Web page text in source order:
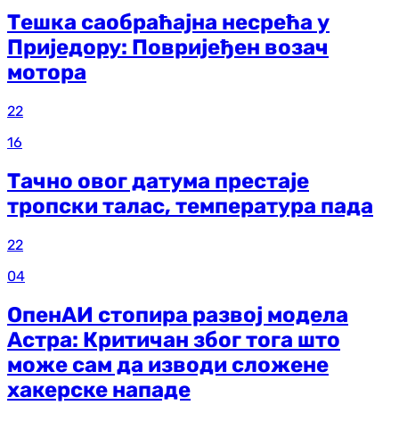
Тешка саобраћајна несрећа у
Приједору: Повријеђен возач
мотора
22
16
Тачно овог датума престаје
тропски талас, температура пада
22
04
ОпенАИ стопира развој модела
Астра: Критичан због тога што
може сам да изводи сложене
хакерске нападе